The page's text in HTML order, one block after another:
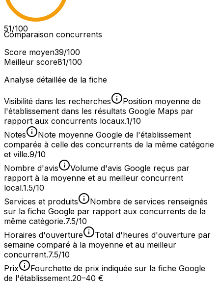
51/100
Comparaison concurrents
Score moyen39/100
Meilleur score81/100
Analyse détaillée de la fiche
Visibilité dans les recherches
Position moyenne de
l'établissement dans les résultats Google Maps par
rapport aux concurrents locaux.1/10
Notes
Note moyenne Google de l'établissement
comparée à celle des concurrents de la même catégorie
et ville.9/10
Nombre d'avis
Volume d'avis Google reçus par
rapport à la moyenne et au meilleur concurrent
local.1.5/10
Services et produits
Nombre de services renseignés
sur la fiche Google par rapport aux concurrents de la
même catégorie.7.5/10
Horaires d'ouverture
Total d'heures d'ouverture par
semaine comparé à la moyenne et au meilleur
concurrent.7.5/10
Prix
Fourchette de prix indiquée sur la fiche Google
de l'établissement.20–40 €